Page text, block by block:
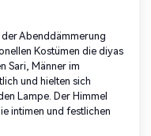
der Abenddämmerung
Kostümen die diyas
Sari, Männer im
und hielten sich
Lampe. Der Himmel
intimen und festlichen